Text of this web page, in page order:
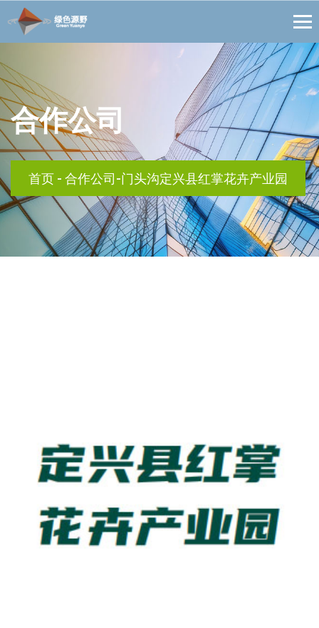
合作公司
首页 - 合作公司-门头沟定兴县红掌花卉产业园